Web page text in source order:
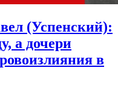
(Успенский):
а дочери
в